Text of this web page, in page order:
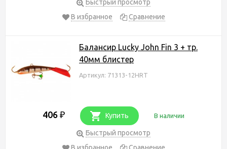
Быстрый просмотр
В избранное
Сравнение
Балансир Lucky John Fin 3 + тр.
40мм блистер
Артикул: 71313-12HRT
406 ₽ Купить В наличии
Быстрый просмотр
В избранное
Сравнение